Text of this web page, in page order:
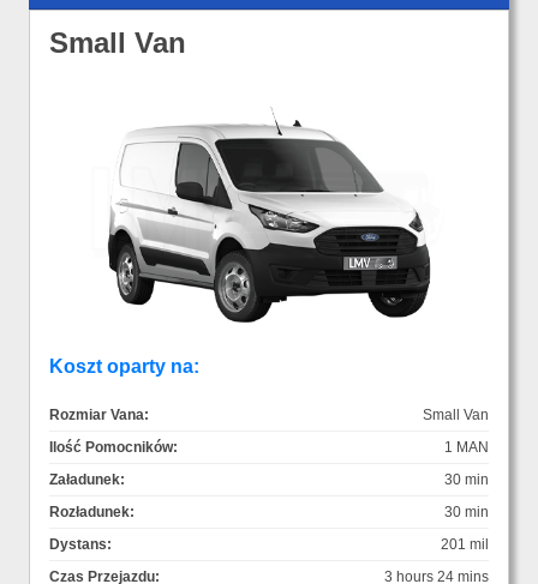
Small Van
Koszt oparty na:
Rozmiar Vana:
Small Van
Ilość Pomocników:
1 MAN
Załadunek:
30 min
Rozładunek:
30 min
Dystans:
201 mil
Czas Przejazdu:
3 hours 24 mins